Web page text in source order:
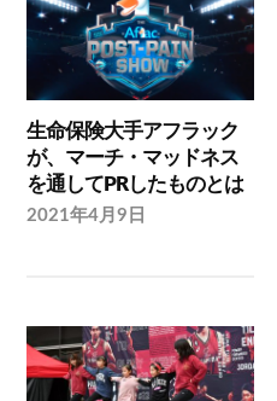
生命保険大手アフラック
が、マーチ・マッドネス
を通してPRしたものとは
2021年4月9日